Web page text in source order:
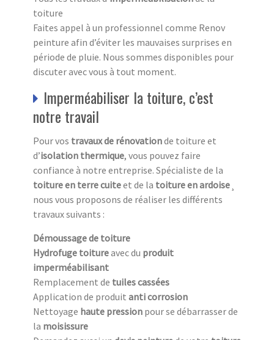
toiture
Faites appel à un professionnel comme Renov
peinture afin d’éviter les mauvaises surprises en
période de pluie. Nous sommes disponibles pour
discuter avec vous à tout moment.
Imperméabiliser la toiture, c’est
notre travail
Pour vos travaux de rénovationde toiture et
d’isolation thermique, vous pouvez faire
confiance à notre entreprise. Spécialiste de la
toiture en terre cuiteet de la toiture en ardoise
nous vous proposons de réaliser les différents
travaux suivants :
Démoussage de toiture
Hydrofuge toitureavec du produit
imperméabilisant
Remplacement de tuiles cassées
Application de produit anti corrosion
Nettoyage haute pression pour se débarrasser de
la moisissure